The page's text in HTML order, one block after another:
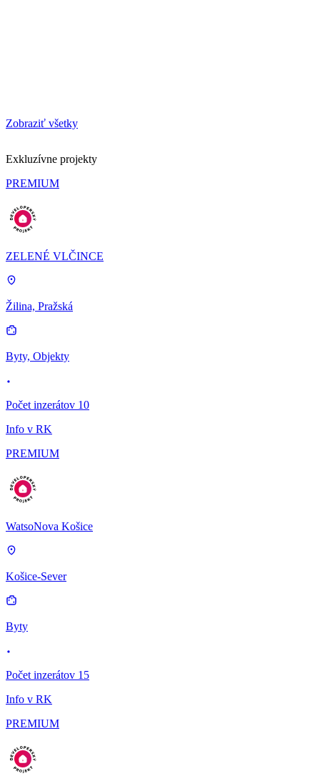
Zobraziť všetky
Exkluzívne projekty
PREMIUM
ZELENÉ VLČINCE
Žilina, Pražská
Byty, Objekty
Počet inzerátov 10
Info v RK
PREMIUM
WatsoNova Košice
Košice-Sever
Byty
Počet inzerátov 15
Info v RK
PREMIUM